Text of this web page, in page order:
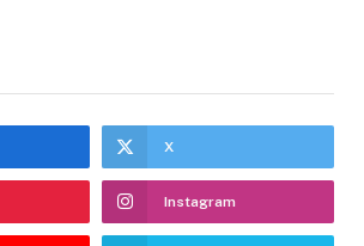
X
Instagram